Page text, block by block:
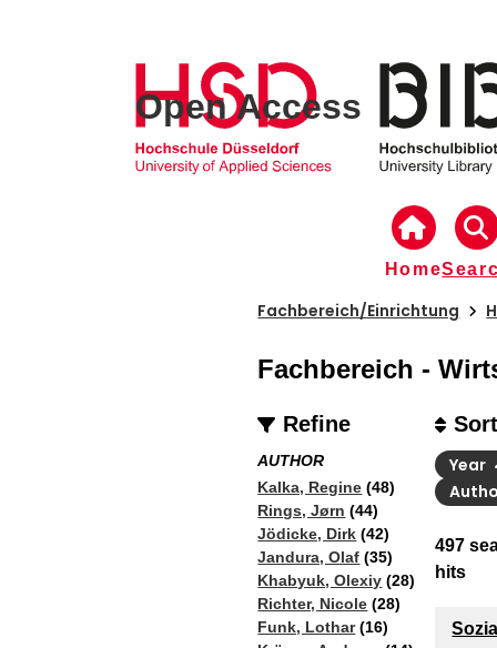
Open Access
Home
Fachbereich/Einrichtung
Fachbereich -
Refine
AUTHOR
Kalka, Regine (48)
Rings, Jørn (44)
Jödicke, Dirk (42)
Jandura, Olaf (35)
Khabyuk, Olexiy (28)
Richter, Nicole (28)
Funk, Lothar(16)
497
hits
Year